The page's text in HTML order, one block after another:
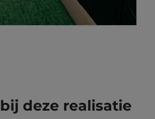
deze realisatie